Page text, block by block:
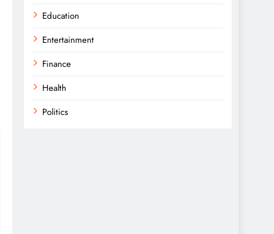
Education
Entertainment
Finance
Health
Politics